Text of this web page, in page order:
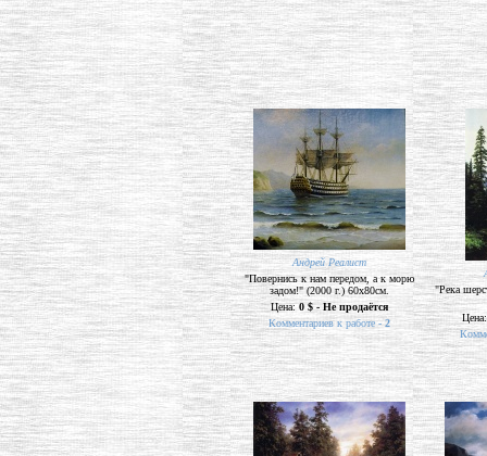
Андрей Реалист
"Повернись к нам передом, а к морю
задом!" (2000 г.) 60х80см.
Цена:0 $ - Не продаётся
Комментариев к работе -2
"Река